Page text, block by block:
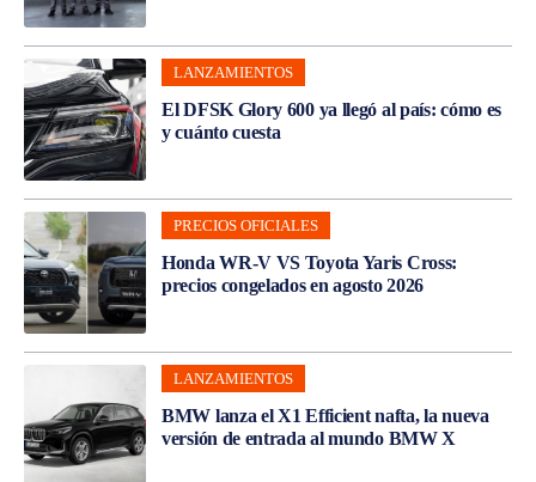
LANZAMIENTOS
El DFSK Glory 600 ya llegó al país: cómo es
y cuánto cuesta
PRECIOS OFICIALES
Honda WR-V VS Toyota Yaris Cross:
precios congelados en agosto 2026
LANZAMIENTOS
BMW lanza el X1 Efficient nafta, la nueva
versión de entrada al mundo BMW X